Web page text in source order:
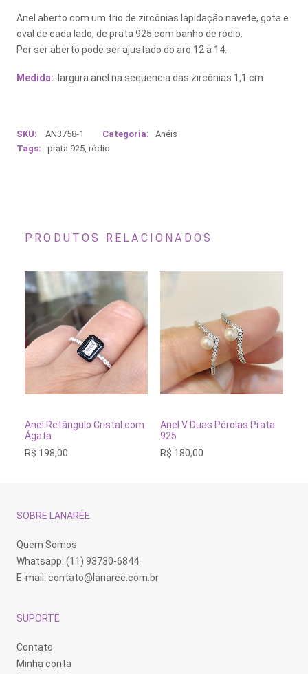
Anel aberto com um trio de zircônias lapidação navete, gota e
oval de cada lado, de prata 925 com banho de ródio.
Por ser aberto pode ser ajustado do aro 12 a 14.
Medida: largura anel na sequencia das zircônias 1,1 cm
SKU: AN3758-1 Categoria:
Anéis
Tags:
prata 925, ródio
PRODUTOS RELACIONADOS
VER OPÇÕES
tem
várias
variantes.
As
na
página
produto
Anel Retângulo Cristal com
Ágata
R$ 198,00
VER OPÇÕES
tem
várias
As
Anel V Duas Pérolas Prata
925
R$ 180,00
SOBRE LANARÉE
Quem Somos
Whatsapp: (11) 93730-6844
E-mail: contato@lanaree.com.br
SUPORTE
Contato
Minha conta